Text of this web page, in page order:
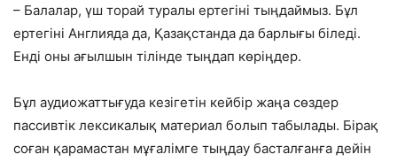
– Балалар, үш торай туралы ертегіні тыңдаймыз. Бұл
ертегіні Англияда да, Қазақстанда да барлығы біледі.
Енді оны ағылшын тілінде тыңдап көріңдер.
Бұл аудиожаттығуда кезігетін кейбір жаңа сөздер
пассивтік лексикалық материал болып табылады. Бірақ
соған қарамастан мұғалімге тыңдау басталғанға дейін